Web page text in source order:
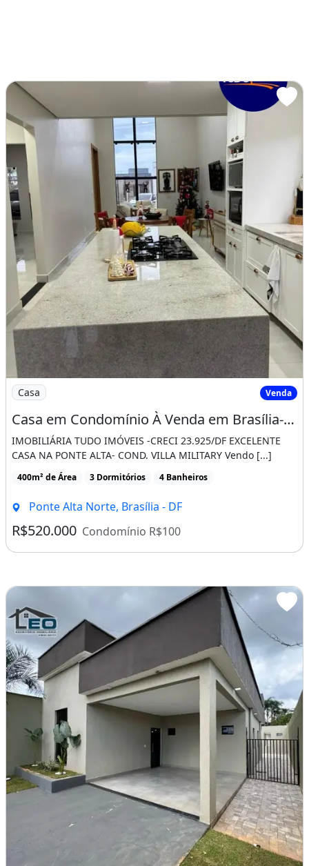
Imagem: Casa em Condomínio À Venda em Brasília-Df
Casa Venda
Casa em Condomínio À Venda em Brasília-Df, Ponte Alta Norte (Gama) - 3 Quartos, 2
IMOBILIÁRIA TUDO IMÓVEIS -CRECI 23.925/DF EXCELENTE
CASA NA PONTE ALTA- COND. VILLA MILITARY Vendo [...]
400m² de Área 3 Dormitórios 4 Banheiros
Ponte Alta Norte, Brasília - DF
R$520.000 Condomínio R$100